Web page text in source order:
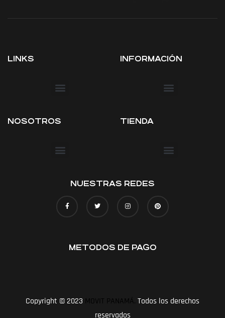
LINKS INFORMACIÓN
NOSOTROS TIENDA
NUESTRAS REDES
METODOS DE PAGO
Copyright © 2023 MOVIT PANAMÁ. Todos los derechos
reservados